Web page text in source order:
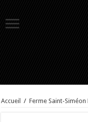
Accueil / Ferme Saint-